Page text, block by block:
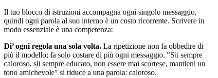
Il tuo blocco di istruzioni accompagna ogni singolo messaggio,
quindi ogni parola al suo interno è un costo ricorrente. Scrivere in
modo essenziale è una competenza:
Di’ ogni regola una sola volta. La ripetizione non fa obbedire di
più il modello; fa solo costare di più ogni messaggio. "Sii sempre
caloroso, sii sempre educato, non essere mai scortese, mantieni un
tono amichevole" si riduce a una parola: caloroso.